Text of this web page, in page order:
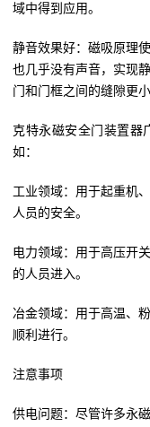
域中得到应用。
静音效果好：磁吸原理
也几乎没有声音，实现
门和门框之间的缝隙更
克特永磁安全门装置器
如：
工业领域：用于起重机
人员的安全。
电力领域：用于高压开
的人员进入。
冶金领域：用于高温、
顺利进行。
注意事项
供电问题：尽管许多永